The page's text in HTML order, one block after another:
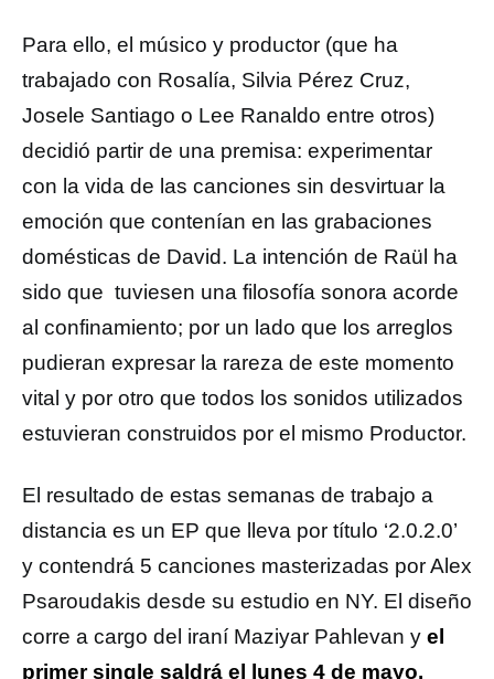
Para ello, el músico y productor (que ha
trabajado con Rosalía, Silvia Pérez Cruz,
Josele Santiago o Lee Ranaldo entre otros)
decidió partir de una premisa: experimentar
con la vida de las canciones sin desvirtuar la
emoción que contenían en las grabaciones
domésticas de David. La intención de Raül ha
sido que tuviesen una filosofía sonora acorde
al confinamiento; por un lado que los arreglos
pudieran expresar la rareza de este momento
vital y por otro que todos los sonidos utilizados
estuvieran construidos por el mismo Productor.
El resultado de estas semanas de trabajo a
distancia es un EP que lleva por título ‘2.0.2.0’
y contendrá 5 canciones masterizadas por Alex
Psaroudakis desde su estudio en NY. El diseño
corre a cargo del iraní Maziyar Pahlevan y el
primer single saldrá el lunes 4 de mayo.